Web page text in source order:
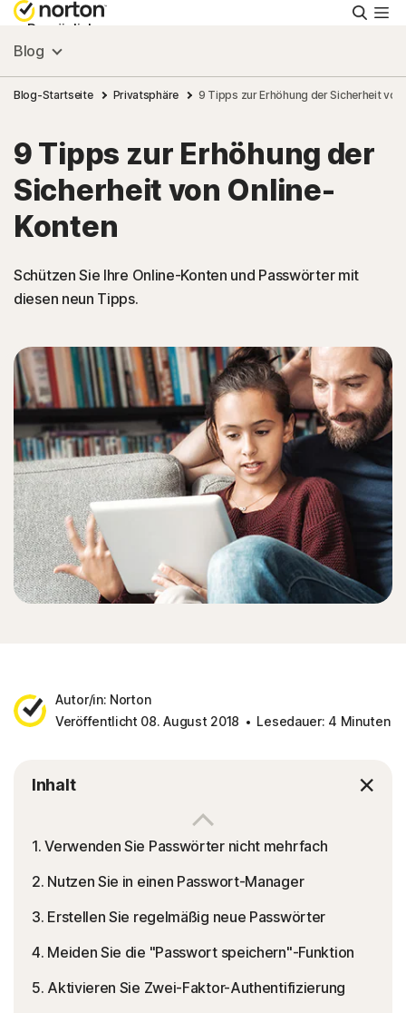
Persönlich
Small Business
Ressourcen
Support
Einloggen
Blog
Blog-Startseite Privatsphäre 9 Tipps zur Erhöhung der Sicherheit
9 Tipps zur Erhöhung der
Sicherheit von Online-
Konten
Schützen Sie Ihre Online-Konten und Passwörter mit
diesen neun Tipps.
Autor/in: Norton
Veröffentlicht 08. August 2018
Lesedauer: 4 Minuten
Inhalt
1. Verwenden Sie Passwörter nicht mehrfach
2. Nutzen Sie in einen Passwort-Manager
3. Erstellen Sie regelmäßig neue Passwörter
4. Meiden Sie die "Passwort speichern"-Funktion
5. Aktivieren Sie Zwei-Faktor-Authentifizierung